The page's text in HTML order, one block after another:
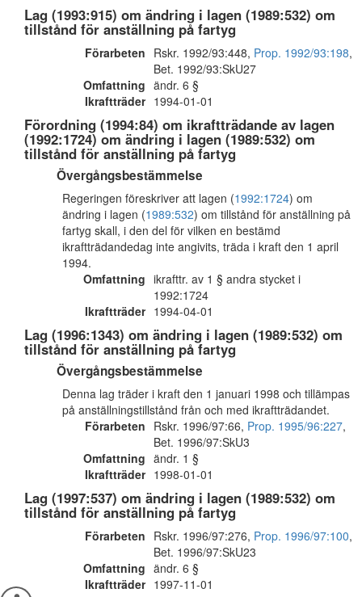
Lag (1993:915) om ändring i lagen (1989:532) om
tillstånd för anställning på fartyg
Förarbeten Rskr. 1992/93:448, Prop. 1992/93:198,
Bet. 1992/93:SkU27
Omfattning ändr. 6 §
Ikraftträder 1994-01-01
Förordning (1994:84) om ikraftträdande av lagen
(1992:1724) om ändring i lagen (1989:532) om
tillstånd för anställning på fartyg
Övergångsbestämmelse
Regeringen föreskriver att lagen (1992:1724) om
ändring i lagen (1989:532) om tillstånd för anställning på
fartyg skall, i den del för vilken en bestämd
ikraftträdandedag inte angivits, träda i kraft den 1 april
1994.
Omfattning ikrafttr. av 1 § andra stycket i
1992:1724
Ikraftträder 1994-04-01
Lag (1996:1343) om ändring i lagen (1989:532) om
tillstånd för anställning på fartyg
Övergångsbestämmelse
Denna lag träder i kraft den 1 januari 1998 och tillämpas
på anställningstillstånd från och med ikraftträdandet.
Förarbeten Rskr. 1996/97:66, Prop. 1995/96:227,
Bet. 1996/97:SkU3
Omfattning ändr. 1 §
Ikraftträder 1998-01-01
Lag (1997:537) om ändring i lagen (1989:532) om
tillstånd för anställning på fartyg
Förarbeten Rskr. 1996/97:276, Prop. 1996/97:100,
Bet. 1996/97:SkU23
Omfattning ändr. 6 §
Ikraftträder 1997-11-01